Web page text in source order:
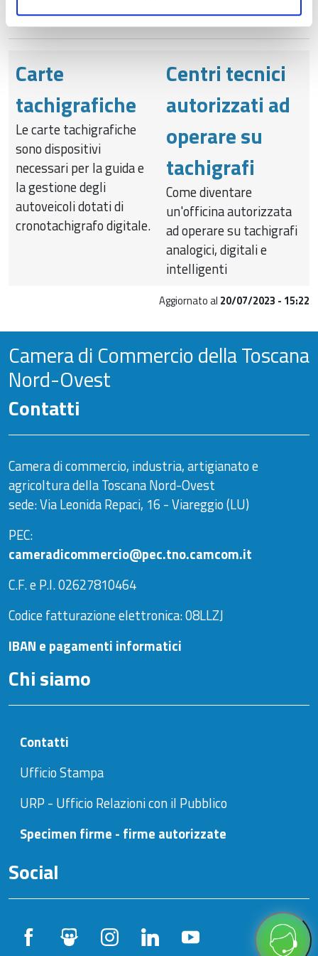
Ufficio Metrico
Carte
tachigrafiche
Le carte tachigrafiche
sono dispositivi
necessari per la guida e
la gestione degli
autoveicoli dotati di
cronotachigrafo digitale.
Centri tecnici
autorizzati ad
operare su
tachigrafi
Come diventare
un'officina autorizzata
ad operare su tachigrafi
analogici, digitali e
intelligenti
Aggiornato al 20/07/2023 - 15:22
Camera di Commercio della Toscana
Nord-Ovest
Contatti
Camera di commercio, industria, artigianato e
agricoltura della Toscana Nord-Ovest
sede: Via Leonida Repaci, 16 - Viareggio (LU)
PEC:
cameradicommercio@pec.tno.camcom.it
C.F. e P.I. 02627810464
Codice fatturazione elettronica: 08LLZJ
IBAN e pagamenti informatici
Chi siamo
Contatti
Ufficio Stampa
URP - Ufficio Relazioni con il Pubblico
Specimen firme - firme autorizzate
Social